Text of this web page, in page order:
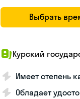
Выбрать
Курский
Имеет степень
Обладает